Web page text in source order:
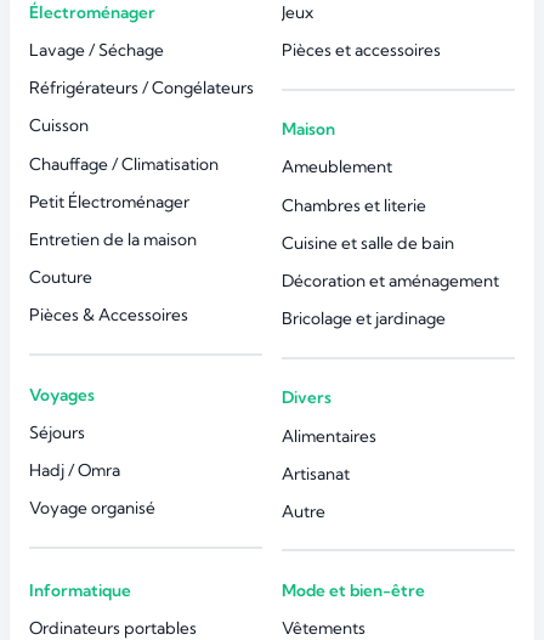
Électroménager
Lavage / Séchage
Réfrigérateurs / Congélateurs
Cuisson
Chauffage / Climatisation
Petit Électroménager
Entretien de la maison
Couture
Pièces & Accessoires
Voyages
Séjours
Hadj / Omra
Voyage organisé
Jeux
Pièces et accessoires
Maison
Ameublement
Chambres et literie
Cuisine et salle de bain
Décoration et aménagement
Bricolage et jardinage
Divers
Alimentaires
Artisanat
Autre
Informatique
Ordinateurs portables
Mode et bien-être
Vêtements